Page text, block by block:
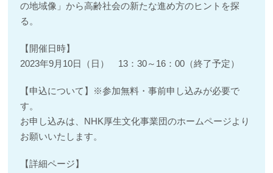
の地域像」から高齢社会の新たな進め方のヒントを探
る。
【開催日時】
2023年9月10日（日） 13：30～16：00（終了予定）
【申込について】※参加無料・事前申し込みが必要で
す。
お申し込みは、NHK厚生文化事業団のホームページより
お願いいたします。
【詳細ページ】